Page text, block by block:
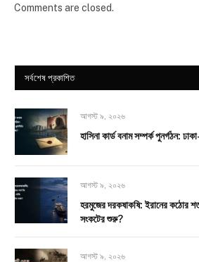
Comments are closed.
সর্বশেষ প্রকাশিত
আগস্ট ৯, ২০২৬
হাসিনা কার্ড বনাম সম্পর্ক পুনর্গঠন:
আগস্ট ৯, ২০২৬
হরমুজের দরকষাকষি: ইরানের কঠোর
সংকটের শুরু?
আগস্ট ৯, ২০২৬